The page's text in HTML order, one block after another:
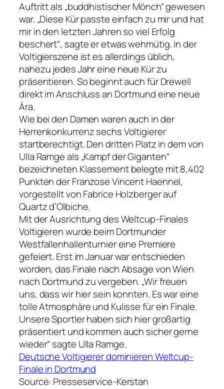
Auftritt als „buddhistischer Mönch“ gewesen
war. „Diese Kür passte einfach zu mir und hat
mir in den letzten Jahren so viel Erfolg
beschert“, sagte er etwas wehmütig. In der
Voltigierszene ist es allerdings üblich,
nahezu jedes Jahr eine neue Kür zu
präsentieren. So beginnt auch für Drewell
direkt im Anschluss an Dortmund eine neue
Ära.
Wie bei den Damen waren auch in der
Herrenkonkurrenz sechs Voltigierer
startberechtigt. Den dritten Platz in dem von
Ulla Ramge als „Kampf der Giganten“
bezeichneten Klassement belegte mit 8,402
Punkten der Franzose Vincent Haennel,
vorgestellt von Fabrice Holzberger auf
Quartz d’Olbiche.
Mit der Ausrichtung des Weltcup-Finales
Voltigieren wurde beim Dortmunder
Westfallenhallenturnier eine Premiere
gefeiert. Erst im Januar war entschieden
worden, das Finale nach Absage von Wien
nach Dortmund zu vergeben. „Wir freuen
uns, dass wir hier sein konnten. Es war eine
tolle Atmosphäre und Kulisse für ein Finale.
Unsere Sportler haben sich hier großartig
präsentiert und kommen auch sicher gerne
wieder“ sagte Ulla Ramge.
Deutsche Voltigierer dominieren Weltcup-
Finale in Dortmund
Source: Presseservice-Kerstan